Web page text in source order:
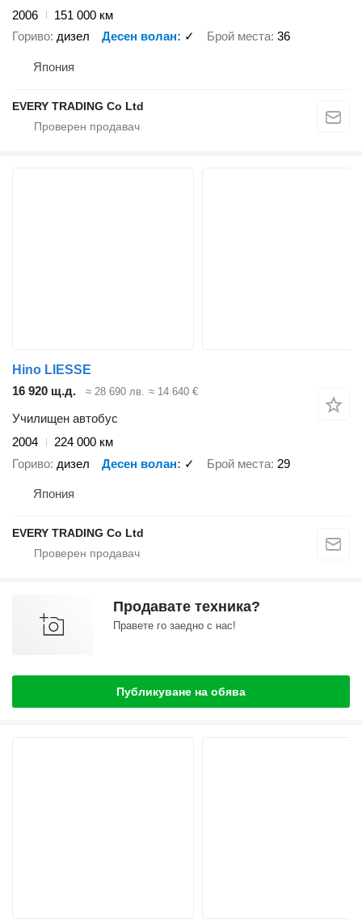
2006
151 000 км
Гориво дизел Десен волан ✓ Брой места 36
Япония
EVERY TRADING Co Ltd
Hino LIESSE
16 920 щ.д.
≈ 28 690 лв. ≈ 14 640 €
Училищен автобус
2004
224 000 км
Гориво дизел Десен волан ✓ Брой места 29
Япония
EVERY TRADING Co Ltd
Продавате техника?
Правете го заедно с нас!
Публикуване на обява